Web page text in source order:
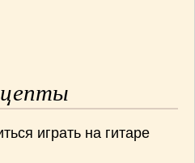
играть на гитаре